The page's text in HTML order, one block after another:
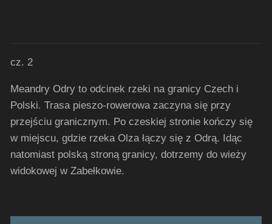
cz. 2
Meandry Odry to odcinek rzeki na granicy Czech i
Polski. Trasa pieszo-rowerowa zaczyna się przy
przejściu granicznym. Po czeskiej stronie kończy się
w miejscu, gdzie rzeka Olza łączy się z Odrą. Idąc
natomiast polską stroną granicy, dotrzemy do wieży
widokowej w Zabełkowie.